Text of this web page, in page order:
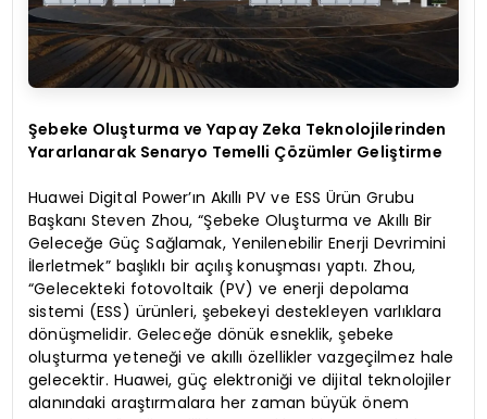
Şebeke Oluşturma ve Yapay Zeka Teknolojilerinden
Yararlanarak Senaryo Temelli Çözümler Geliştirme
Huawei Digital Power’ın Akıllı PV ve ESS Ürün Grubu
Başkanı Steven Zhou, “Şebeke Oluşturma ve Akıllı Bir
Geleceğe Güç Sağlamak, Yenilenebilir Enerji Devrimini
İlerletmek” başlıklı bir açılış konuşması yaptı. Zhou,
“Gelecekteki fotovoltaik (PV) ve enerji depolama
sistemi (ESS) ürünleri, şebekeyi destekleyen varlıklara
dönüşmelidir. Geleceğe dönük esneklik, şebeke
oluşturma yeteneği ve akıllı özellikler vazgeçilmez hale
gelecektir. Huawei, güç elektroniği ve dijital teknolojiler
alanındaki araştırmalara her zaman büyük önem